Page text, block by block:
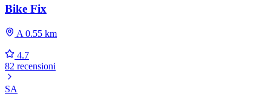
Bike Fix
A 0.55 km
4.7
82 recensioni
SA